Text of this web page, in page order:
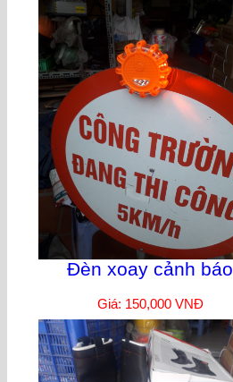
Đèn xoay cảnh báo
Giá: 150,000 VNĐ